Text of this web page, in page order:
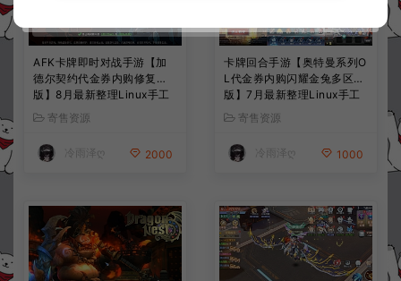
AFK卡牌即时对战手游【加
德尔契约代金券内购修复
版】8月最新整理Linux手工
服务端+前后端全套源码+CD
K授权后台+安卓苹果双端
+详细搭建教程+视频教程
寄售资源
冷雨泽ღ 2000
卡牌回合手游【奥特曼系列O
L代金券内购闪耀金兔多区
版】7月最新整理Linux手工
服务端+加解密工具+CDK授
权后台+安卓+详细搭建教程
+视频教程
寄售资源
冷雨泽ღ 1000